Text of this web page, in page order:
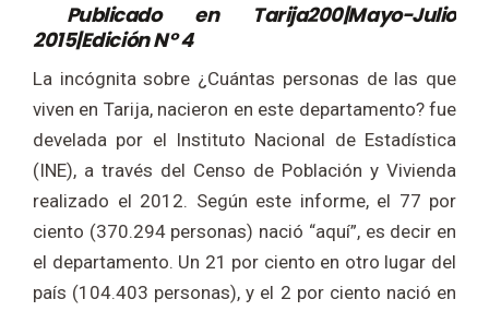
Publicado en Tarija200|Mayo-Julio
2015|Edición N° 4
La incógnita sobre ¿Cuántas personas de las que
viven en Tarija, nacieron en este departamento? fue
develada por el Instituto Nacional de Estadística
(INE), a través del Censo de Población y Vivienda
realizado el 2012. Según este informe, el 77 por
ciento (370.294 personas) nació “aquí”, es decir en
el departamento. Un 21 por ciento en otro lugar del
país (104.403 personas), y el 2 por ciento nació en